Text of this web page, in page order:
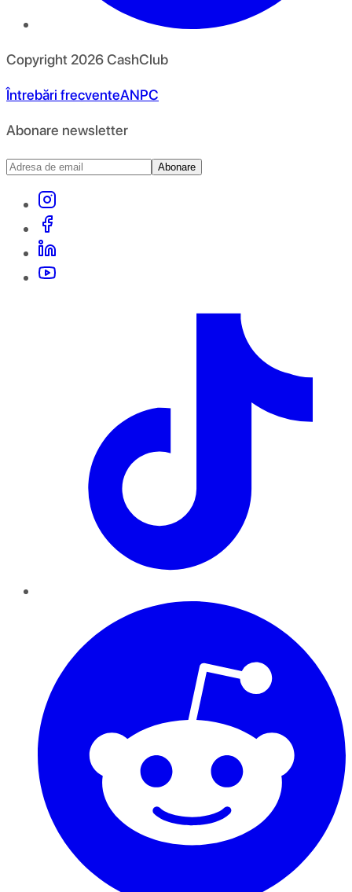
Copyright 2026CashClub
Întrebări frecventeANPC
Abonare newsletter
Abonare